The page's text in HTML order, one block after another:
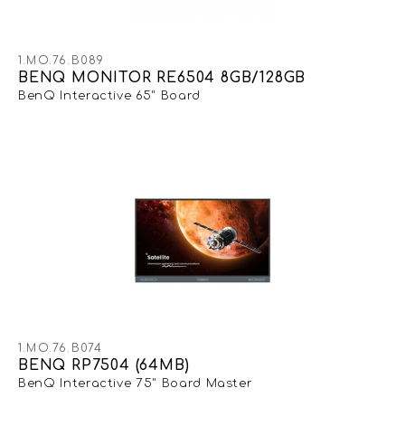
1.MO.76.B089
BENQ MONITOR RE6504 8GB/128GB
BenQ Interactive 65" Board
1.MO.76.B074
BENQ RP7504 (64MB)
BenQ Interactive 75" Board Master